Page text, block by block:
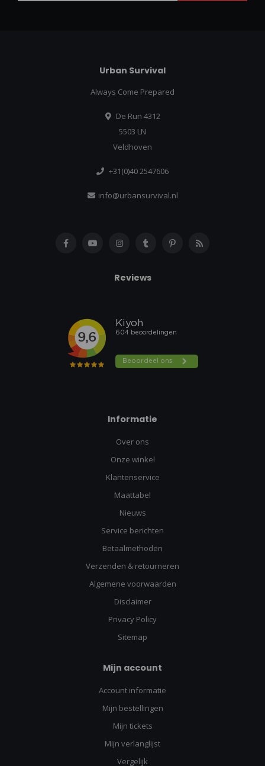
Urban Survival
Always Come Prepared
De Run 4312
5503 LN
Veldhoven
+31(0)40 2547606
info@urbansurvival.nl
Reviews
Informatie
Over ons
Onze winkel
Klantenservice
Maattabel
Nieuws
Service berichten
Betaalmethoden
Verzenden & retourneren
Algemene voorwaarden
Disclaimer
Privacy Policy
Sitemap
Mijn account
Account informatie
Mijn bestellingen
Mijn tickets
Mijn verlanglijst
Vergelijk